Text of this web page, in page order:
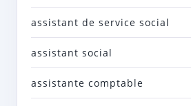
assistant de service social
assistant social
assistante comptable